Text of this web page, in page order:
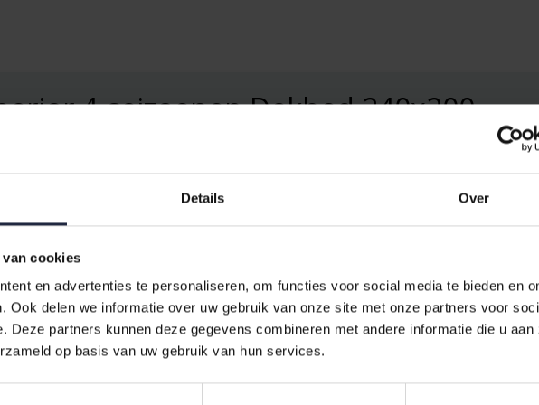
Details Over
cookies
en advertenties te personaliseren, om functies voor social media te bieden en
Ook delen we informatie over uw gebruik van onze site met onze partners voor
Deze partners kunnen deze gegevens combineren met andere informatie die u aan
op basis van uw gebruik van hun services.
4-seizoenen Dekbed 240x200
Dekbed 240x200
. Dit dekbed is ontworpen om u het hele jaar door de perfecte
past zich aan uw behoeften aan.
voor iedereen die op zoek is naar een veelzijdig en duurzaam dekbed. Dankzij de
Dit maakt het ideaal voor mensen met allergieën. Bovendien is het dekbed